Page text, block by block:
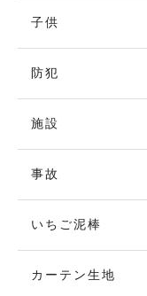
子供
防犯
施設
事故
いちご泥棒
カーテン生地